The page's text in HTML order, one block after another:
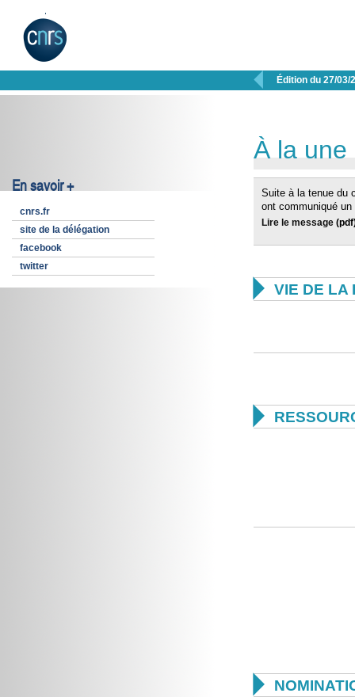
 Édition du 27/03/
En savoir +
cnrs.fr
site de la délégation
facebook
twitter
À la une
Suite à la tenue du
ont communiqué
Lire le message
 VIE DE LA

